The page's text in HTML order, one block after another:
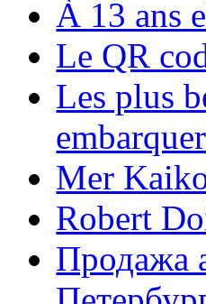
À 13 ans
Le QR
Les plus
embarquer
Mer
Robert
Продажа